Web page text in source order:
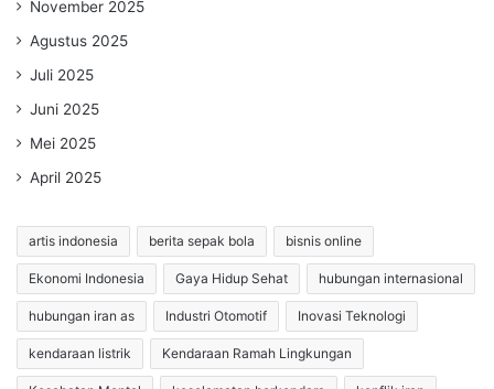
November 2025
Agustus 2025
Juli 2025
Juni 2025
Mei 2025
April 2025
artis indonesia berita sepak bola bisnis online
Ekonomi Indonesia Gaya Hidup Sehat hubungan internasional
hubungan iran as Industri Otomotif Inovasi Teknologi
kendaraan listrik Kendaraan Ramah Lingkungan